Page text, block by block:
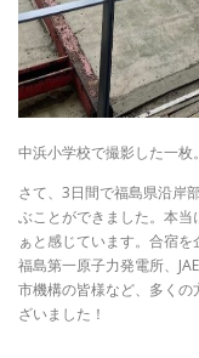
中浜小学校で撮影した一枚
さて、3日間で福島県沿岸
ぶことができました。本
ぁと感じています。合宿
福島第一原子力発電所、
市機構の皆様など、多く
ざいました！